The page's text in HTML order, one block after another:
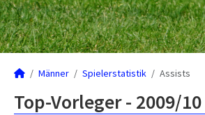
Männer Spielerstatistik Assists
Top-Vorleger - 2009/10